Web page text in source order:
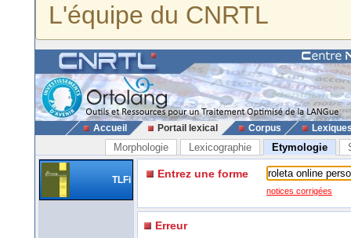
L'équipe du CNRTL
Accueil Portail lexical Corpus
Morphologie Lexicographie Etymologie
TLFi Entrez une forme
notices corrigées
Erreur